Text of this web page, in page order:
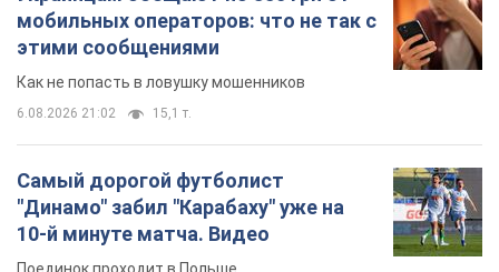
10-й минуте матча. Видео
Поединок проходит в Польше
6.08.2026 20:48 6,5 т.